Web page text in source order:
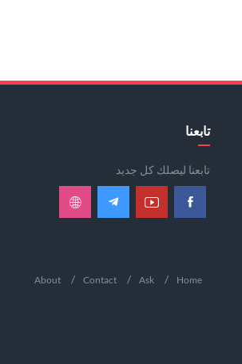
تابعنا
تابعنا ليصلك كل جديد
Home
Ask
Contact
About